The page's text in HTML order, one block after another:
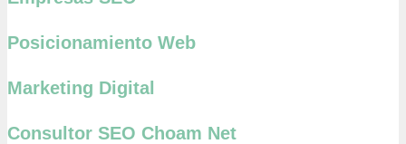
Posicionamiento Web
Marketing Digital
Consultor SEO Choam Net